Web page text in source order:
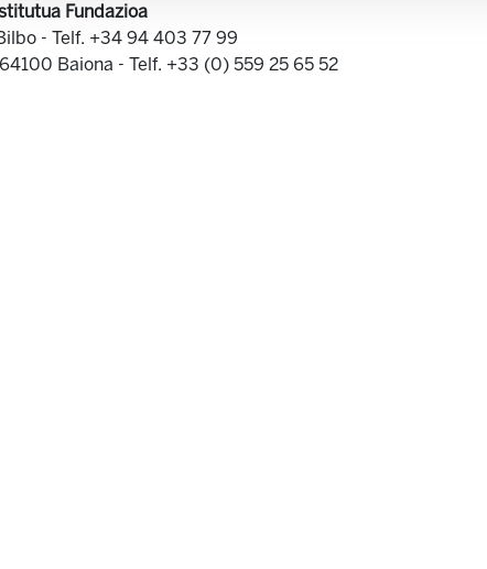
Fundazioa
- Telf. +34 94 403 77 99
Baiona - Telf. +33 (0) 559 25 65 52